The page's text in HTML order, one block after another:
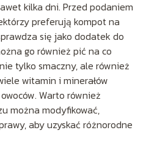
kilka dni. Przed podaniem
preferują kompot na
się jako dodatek do
go również pić na co
tylko smaczny, ale również
witamin i minerałów
Warto również
można modyfikować,
aby uzyskać różnorodne